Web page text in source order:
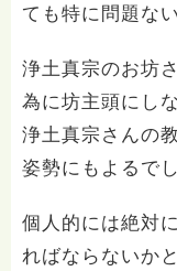
ても特に問題な
浄土真宗のお坊
為に坊主頭にし
浄土真宗さんの
姿勢にもよるで
個人的には絶対
ればならないか